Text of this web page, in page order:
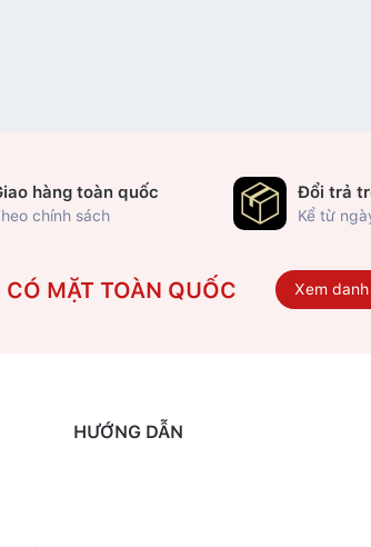
hàng toàn quốc
chính sách
Đổi trả
Kể từ
MẶT TOÀN QUỐC Xem
HƯỚNG DẪN